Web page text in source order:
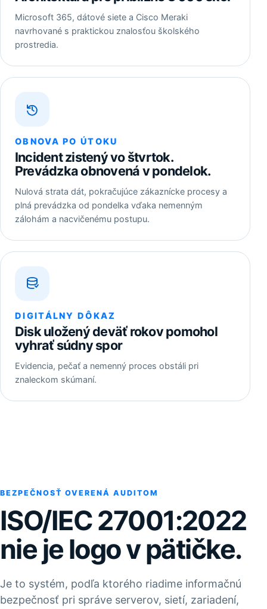
Microsoft 365, dátové siete a Cisco Meraki
navrhované s praktickou znalosťou školského
prostredia.
OBNOVA PO ÚTOKU
Incident zistený vo štvrtok.
Prevádzka obnovená v pondelok.
Nulová strata dát, pokračujúce zákaznícke procesy a
plná prevádzka od pondelka vďaka nemenným
zálohám a nacvičenému postupu.
DIGITÁLNY DÔKAZ
Disk uložený deväť rokov pomohol
vyhrať súdny spor
Evidencia, pečať a nemenný proces obstáli pri
znaleckom skúmaní.
BEZPEČNOSŤ OVERENÁ AUDITOM
ISO/IEC 27001:2022
nie je logo v pätičke.
Je to systém, podľa ktorého riadime informačnú
bezpečnosť pri správe serverov, sietí, zariadení,